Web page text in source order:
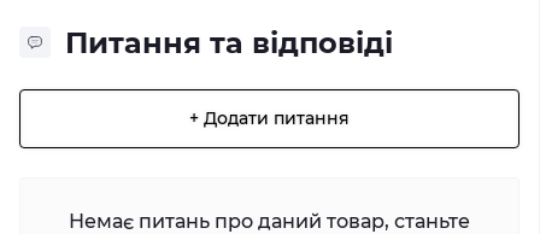
Питання та відповіді
+ Додати питання
Немає питань про даний товар, станьте